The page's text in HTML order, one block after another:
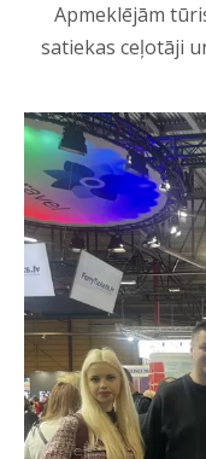
Apmeklējām
satiekas ceļotāji